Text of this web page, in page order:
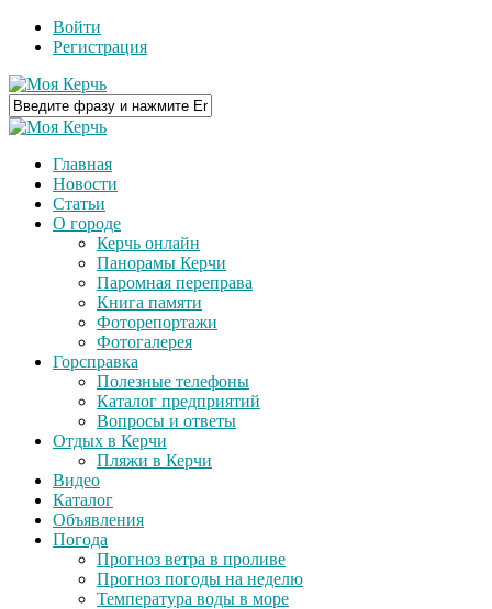
Войти
Регистрация
Главная
Новости
Статьи
О городе
Керчь онлайн
Панорамы Керчи
Паромная переправа
Книга памяти
Фоторепортажи
Фотогалерея
Горсправка
Полезные телефоны
Каталог предприятий
Вопросы и ответы
Отдых в Керчи
Пляжи в Керчи
Видео
Каталог
Объявления
Погода
Прогноз ветра в проливе
Прогноз погоды на неделю
Температура воды в море